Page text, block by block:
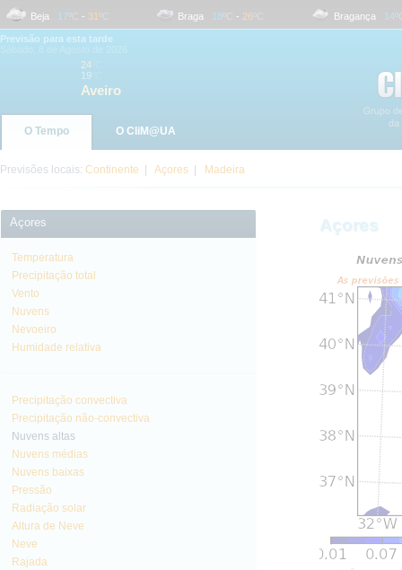
Beja 17 ºC- 31 ºC Braga 18 ºC- 26 ºC Bragança 14 ºC-
Previsão para esta tarde
24
19
Aveiro
O Tempo O CliM@UA
Previsões locais: Continente Açores Madeira
Açores
Temperatura
Precipitação total
Vento
Nuvens
Nevoeiro
Humidade relativa
Precipitação convectiva
Precipitação não-convectiva
Nuvens altas
Nuvens médias
Nuvens baixas
Pressão
Radiação solar
Altura de Neve
Neve
Rajada
Açores